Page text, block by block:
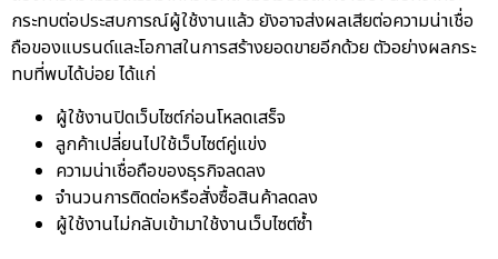
กระทบต่อประสบการณ์ผู้ใช้งานแล้ว ยังอาจส่งผลเสียต่อความน่าเชื่อ
ถือของแบรนด์และโอกาสในการสร้างยอดขายอีกด้วย ตัวอย่างผลกระ
ทบที่พบได้บ่อย ได้แก่
ผู้ใช้งานปิดเว็บไซต์ก่อนโหลดเสร็จ
ลูกค้าเปลี่ยนไปใช้เว็บไซต์คู่แข่ง
ความน่าเชื่อถือของธุรกิจลดลง
จำนวนการติดต่อหรือสั่งซื้อสินค้าลดลง
ผู้ใช้งานไม่กลับเข้ามาใช้งานเว็บไซต์ซ้ำ